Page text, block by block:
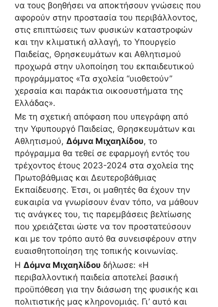
να τους βοηθήσει να αποκτήσουν γνώσεις που
αφορούν στην προστασία του περιβάλλοντος,
στις επιπτώσεις των φυσικών καταστροφών
και την κλιματική αλλαγή, το Υπουργείο
Παιδείας, Θρησκευμάτων και Αθλητισμού
προχωρά στην υλοποίηση του εκπαιδευτικού
προγράμματος «Τα σχολεία “υιοθετούν”
χερσαία και παράκτια οικοσυστήματα της
Ελλάδας».
Με τη σχετική απόφαση που υπεγράφη από
την Υφυπουργό Παιδείας, Θρησκευμάτων και
Αθλητισμού, Δόμνα Μιχαηλίδου, το
πρόγραμμα θα τεθεί σε εφαρμογή εντός του
τρέχοντος έτους 2023-2024 στα σχολεία της
Πρωτοβάθμιας και Δευτεροβάθμιας
Εκπαίδευσης. Έτσι, οι μαθητές θα έχουν την
ευκαιρία να γνωρίσουν έναν τόπο, να μάθουν
τις ανάγκες του, τις παρεμβάσεις βελτίωσης
που χρειάζεται ώστε να τον προστατεύσουν
και με τον τρόπο αυτό θα συνεισφέρουν στην
ευαισθητοποίηση της τοπικής κοινωνίας.
Η Δόμνα Μιχαηλίδου δήλωσε: «Η
περιβαλλοντική παιδεία αποτελεί βασική
προϋπόθεση για την διάσωση της φυσικής και
πολιτιστικής μας κληρονομιάς. Γι’ αυτό και